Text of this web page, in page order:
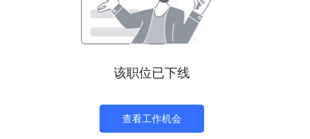
该职位已下线
查看工作机会